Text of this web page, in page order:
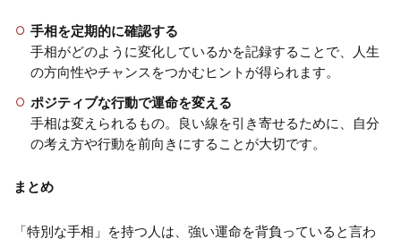
手相を定期的に確認する
手相がどのように変化しているかを記録することで、人生
の方向性やチャンスをつかむヒントが得られます。
ポジティブな行動で運命を変える
手相は変えられるもの。良い線を引き寄せるために、自分
の考え方や行動を前向きにすることが大切です。
まとめ
「特別な手相」を持つ人は、強い運命を背負っていると言わ